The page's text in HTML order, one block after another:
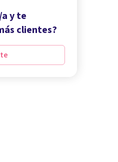
y te
clientes?